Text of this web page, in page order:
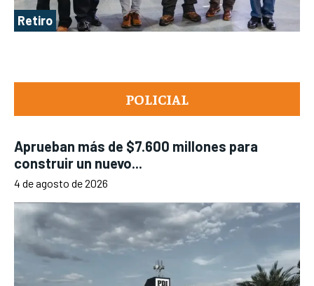
POLICIAL
Aprueban más de $7.600 millones para
construir un nuevo...
4 de agosto de 2026
Retiro